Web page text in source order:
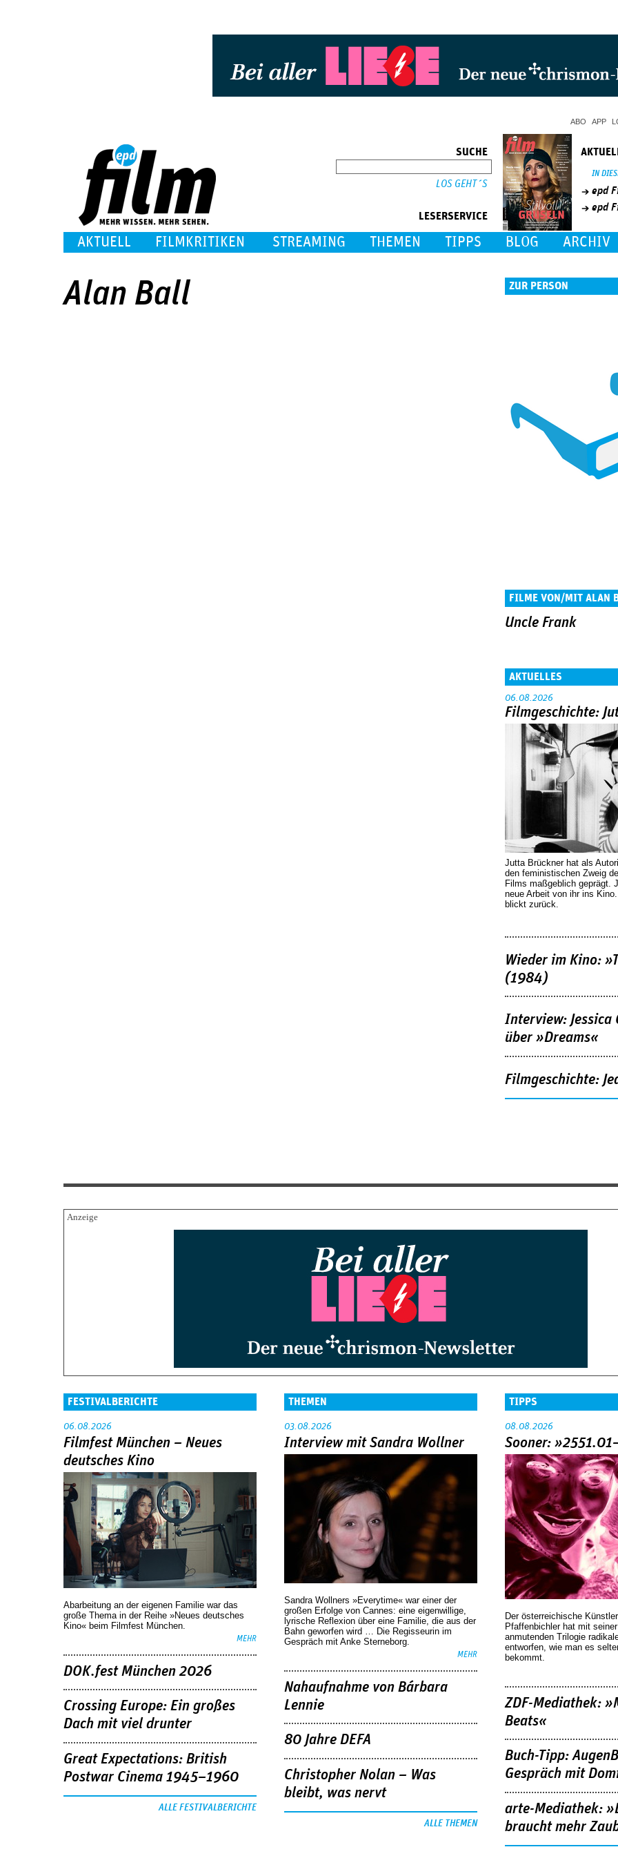
ABO APP
SUCHE
LESERSERVICE
IN
epd
epd
AKTUELL FILMKRITIKEN STREAMING THEMEN TIPPS BLOG ARCHIV
Alan Ball ZUR PERSON
FILME VON/MIT ALAN
Uncle Frank
AKTUELLES
06.08.2026
Filmgeschichte:
Jutta Brückner hat als
den feministischen Zweig
Films maßgeblich geprägt.
neue Arbeit von ihr ins
blickt zurück.
Wieder im Kino:
(1984)
Interview: Jessica
über »Dreams«
Filmgeschichte:
FESTIVALBERICHTE
06.08.2026
Filmfest München – Neues
deutsches Kino
Abarbeitung an der eigenen Familie war das
große Thema in der Reihe »Neues deutsches
Kino« beim Filmfest München.
MEHR
DOK.fest München 2026
Crossing Europe: Ein großes
Dach mit viel drunter
Great Expectations: British
Postwar Cinema 1945–1960
ALLE FESTIVALBERICHTE
THEMEN
03.08.2026
Interview mit Sandra Wollner
Sandra Wollners »Everytime« war einer der
großen Erfolge von Cannes: eine eigenwillige,
lyrische Reflexion über eine ­Familie, die aus der
Bahn geworfen wird … Die Regisseurin im
Gespräch mit Anke Sterneborg.
MEHR
Nahaufnahme von Bárbara
Lennie
80 Jahre DEFA
Christopher Nolan – Was
bleibt, was nervt
ALLE THEMEN
TIPPS
08.08.2026
Sooner:
Der österreichische
Pfaffenbichler hat mit
anmutenden Trilogie
entworfen, wie man es
bekommt.
ZDF-Mediathek:
Beats«
Buch-Tipp:
Gespräch mit
arte-Mediathek:
braucht mehr